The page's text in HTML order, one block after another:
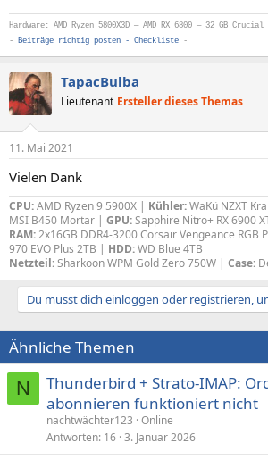
Hardware: AMD Ryzen 5800X3D — AMD RX 6800 — 32 GB
- Beiträge richtig posten - Checkliste -
TapacBulba
Lieutenant Ersteller dieses Themas
11. Mai 2021
Vielen Dank
CPU:AMD Ryzen 9 5900X | Kühler:WaKü NZXT
MSI B450 Mortar | GPU:Sapphire Nitro+ RX 6900
RAM:2x16GB DDR4-3200 Corsair Vengeance RGB
970 EVO Plus 2TB | HDD:WD Blue 4TB
Netzteil:Sharkoon WPM Gold Zero 750W | Case:
Du musst dich einloggen oder registrieren,
Ähnliche Themen
N
Thunderbird + Strato-IMAP:
abonnieren funktioniert nicht
nachtwächter123 Online
Antworten 16 3. Januar 2026